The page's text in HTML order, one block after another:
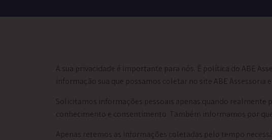
A sua privacidade é importante para nós. É política do ABE
informação sua que possamos coletar no site ABE Assessoria
Solicitamos informações pessoais apenas quando realmente
conhecimento e consentimento. Também informamos por
Apenas retemos as informações coletadas pelo tempo